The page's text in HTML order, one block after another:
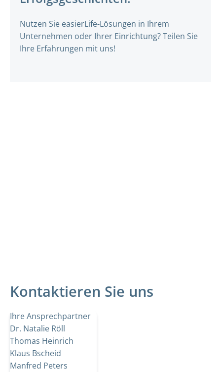
Nutzen Sie easierLife-Lösungen in Ihrem
Unternehmen oder Ihrer Einrichtung? Teilen Sie
Ihre Erfahrungen mit uns!
Kontaktieren Sie uns
Ihre Ansprechpartner
Dr. Natalie Röll
Thomas Heinrich
Klaus Bscheid
Manfred Peters